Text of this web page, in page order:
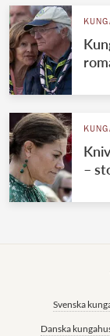
–
Svenska
Danska